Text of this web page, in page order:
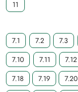
11
7.1 7.2 7.3
7.10
7.11 7.12
7.18
7.19 7.20